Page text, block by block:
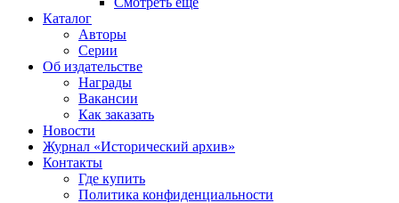
Каталог
Авторы
Серии
Об издательстве
Награды
Вакансии
Как заказать
Новости
Журнал «Исторический архив»‎
Контакты
Где купить
Политика конфиденциальности